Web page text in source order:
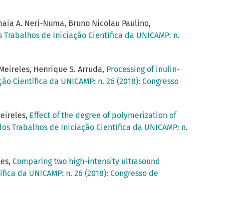
A. Neri-Numa, Bruno Nicolau Paulino,
Trabalhos de Iniciação Científica da UNICAMP: n.
Henrique S. Arruda, Processing of inulin-
Científica da UNICAMP: n. 26 (2018): Congresso
Effect of the degree of polymerization of
Trabalhos de Iniciação Científica da UNICAMP: n.
Comparing two high-intensity ultrasound
da UNICAMP: n. 26 (2018): Congresso de